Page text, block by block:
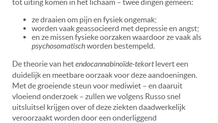
ze draaien om pijn en fysiek ongemak;
worden vaak geassocieerd met depressie en angst;
en ze missen fysieke oorzaken waardoor ze vaak als
psychosomatischworden bestempeld.
De theorie van hetendocannabinoïde-tekortlevert een
duidelijk en meetbare oorzaak voor deze aandoeningen.
Met de groeiende steun voor mediwiet – en daaruit
vloeiend onderzoek – zullen we volgens Russo snel
uitsluitsel krijgen over of deze ziekten daadwerkelijk
veroorzaakt worden door een onderliggend